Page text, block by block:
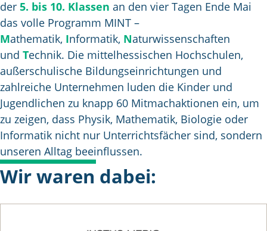
der 5. bis 10. Klassen an den vier Tagen Ende Mai
das volle Programm MINT –
Mathematik, Informatik, Naturwissenschaften
und Technik. Die mittelhessischen Hochschulen,
außerschulische Bildungseinrichtungen und
zahlreiche Unternehmen luden die Kinder und
Jugendlichen zu knapp 60 Mitmachaktionen ein, um
zu zeigen, dass Physik, Mathematik, Biologie oder
Informatik nicht nur Unterrichtsfächer sind, sondern
unseren Alltag beeinflussen.
Zum Nachbericht
Wir waren dabei: